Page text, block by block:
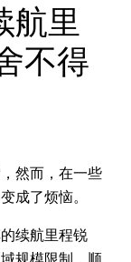
航里
不得
然而，在一些
成了烦恼。
续航里程锐